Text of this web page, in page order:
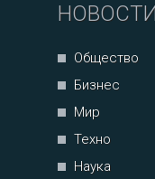
Общество
Бизнес
Мир
Техно
Наука